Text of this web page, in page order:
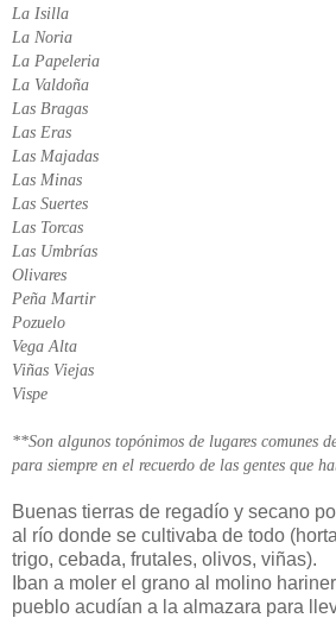
La Isilla
La Noria
La Papeleria
La Valdoña
Las Bragas
Las Eras
Las Majadas
Las Minas
Las Suertes
Las Torcas
Las Umbrías
Olivares
Peña Martir
Pozuelo
Vega Alta
Viñas Viejas
Vispe
**Son algunos topónimos de lugares comunes
para siempre en el recuerdo de las gentes que
Buenas tierras de regadío y secano
al río donde se cultivaba de todo
trigo, cebada, frutales, olivos, viñas).
Iban a moler el grano al molino
pueblo acudían a la almazara para